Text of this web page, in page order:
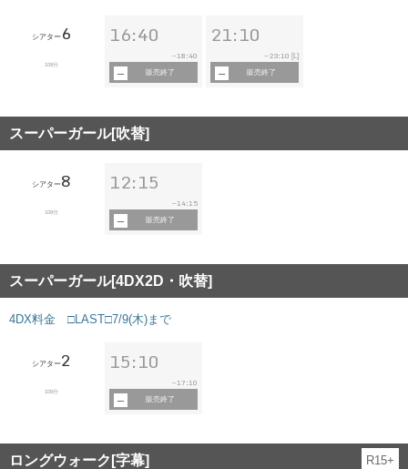
シアター 6
109分
16:40
~ 18:40
販売終了
21:10
~ 23:10 [L]
販売終了
スーパーガール[吹替]
シアター8
109分
12:15
~14:15
販売終了
スーパーガール[4DX2D・吹替]
4DX料金 □LAST□7/9(木)まで
シアター2
109分
15:10
~17:10
販売終了
ロングウォーク[字幕] R15+